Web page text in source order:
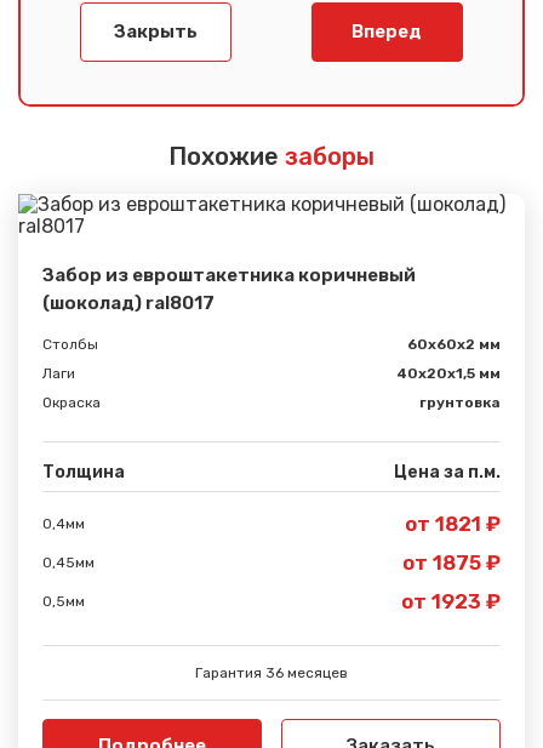
Закрыть Вперед
Похожие заборы
Забор из евроштакетника коричневый
(шоколад) ral8017
Столбы
60х60х2 мм
Лаги
40х20х1,5 мм
Окраска
грунтовка
Толщина Цена за п.м.
0,4мм от 1821 ₽
0,45мм от 1875 ₽
0,5мм от 1923 ₽
Гарантия 36 месяцев